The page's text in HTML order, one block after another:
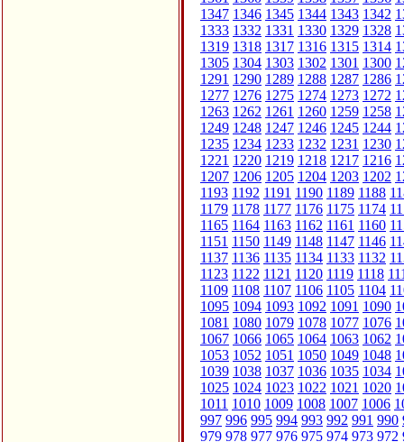
1347 1346 1345 1344 1343 1342
1333 1332 1331 1330 1329 1328
1319 1318 1317 1316 1315 1314
1305 1304 1303 1302 1301 1300
1291 1290 1289 1288 1287 1286
1277 1276 1275 1274 1273 1272
1263 1262 1261 1260 1259 1258
1249 1248 1247 1246 1245 1244
1235 1234 1233 1232 1231 1230
1221 1220 1219 1218 1217 1216
1207 1206 1205 1204 1203 1202
1193 1192 1191 1190 1189 1188
1179 1178 1177 1176 1175 1174
1165 1164 1163 1162 1161 1160
1151 1150 1149 1148 1147 1146
1137 1136 1135 1134 1133 1132
1123 1122 1121 1120 1119 1118
1109 1108 1107 1106 1105 1104
1095 1094 1093 1092 1091 1090
1081 1080 1079 1078 1077 1076
1067 1066 1065 1064 1063 1062
1053 1052 1051 1050 1049 1048
1039 1038 1037 1036 1035 1034
1025 1024 1023 1022 1021 1020
1011 1010 1009 1008 1007 1006
997 996 995 994 993 992 991 990
979 978 977 976 975 974 973 972